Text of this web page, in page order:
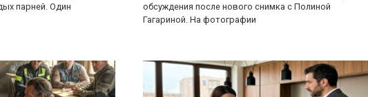
парней. Один
обсуждения после нового снимка с Полиной
Гагариной. На фотографии